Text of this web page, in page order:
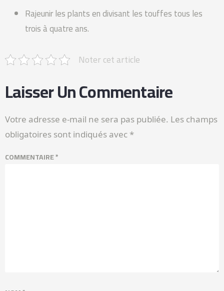
Rajeunir les plants en divisant les touffes tous les
trois à quatre ans.
Noter cet article
Laisser Un Commentaire
Votre adresse e-mail ne sera pas publiée. Les champs
obligatoires sont indiqués avec *
COMMENTAIRE*